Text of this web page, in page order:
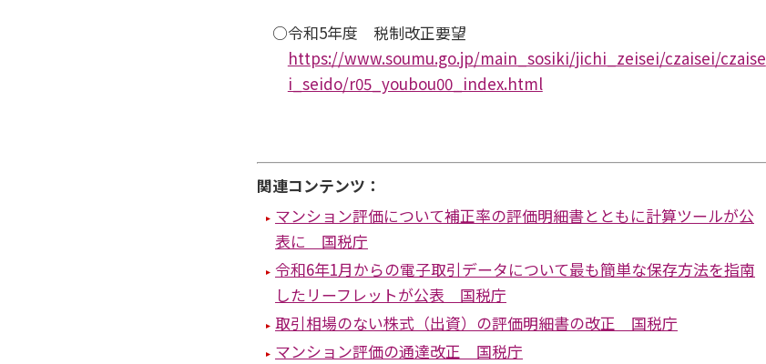
○令和5年度 税制改正要望
https://www.soumu.go.jp/main_sosiki/jichi_zeisei/czaisei/czaise
i_seido/r05_youbou00_index.html
関連コンテンツ：
マンション評価について補正率の評価明細書とともに計算ツールが公
表に 国税庁
令和6年1月からの電子取引データについて最も簡単な保存方法を指南
したリーフレットが公表 国税庁
取引相場のない株式（出資）の評価明細書の改正 国税庁
マンション評価の通達改正 国税庁